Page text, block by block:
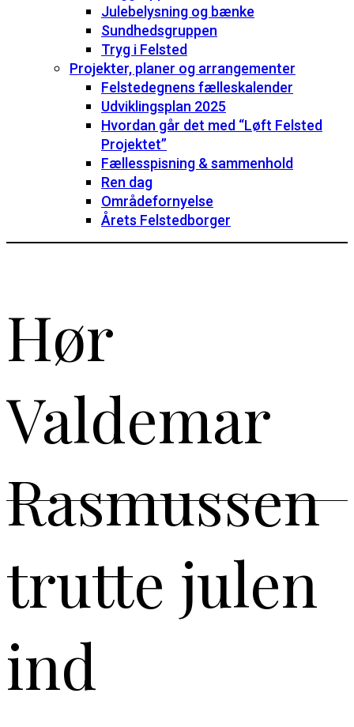
Julebelysning og bænke
Sundhedsgruppen
Tryg i Felsted
Projekter, planer og arrangementer
Felstedegnens fælleskalender
Udviklingsplan 2025
Hvordan går det med “Løft Felsted
Projektet”
Fællesspisning & sammenhold
Ren dag
Områdefornyelse
Årets Felstedborger
Hør
Valdemar
Rasmussen
trutte julen
ind